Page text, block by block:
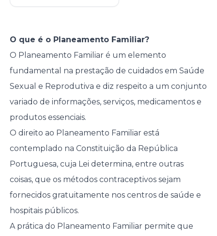
O que é o Planeamento Familiar?
O Planeamento Familiar é um elemento
fundamental na prestação de cuidados em Saúde
Sexual e Reprodutiva e diz respeito a um conjunto
variado de informações, serviços, medicamentos e
produtos essenciais.
O direito ao Planeamento Familiar está
contemplado na Constituição da República
Portuguesa, cuja Lei determina, entre outras
coisas, que os métodos contraceptivos sejam
fornecidos gratuitamente nos centros de saúde e
hospitais públicos.
A prática do Planeamento Familiar permite que